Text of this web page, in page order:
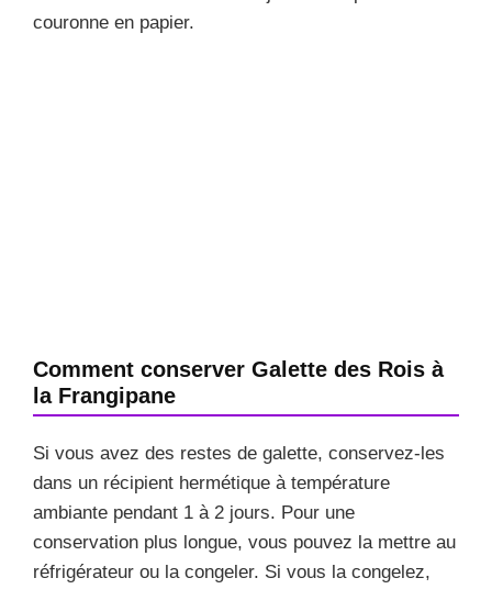
couronne en papier.
Comment conserver Galette des Rois à
la Frangipane
Si vous avez des restes de galette, conservez-les
dans un récipient hermétique à température
ambiante pendant 1 à 2 jours. Pour une
conservation plus longue, vous pouvez la mettre au
réfrigérateur ou la congeler. Si vous la congelez,